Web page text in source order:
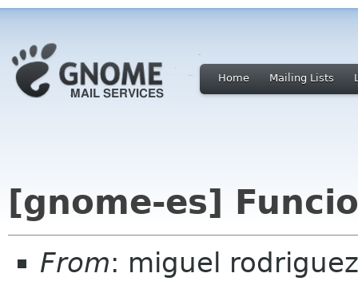
Home Mailing Lists
[gnome-es]
From: miguel